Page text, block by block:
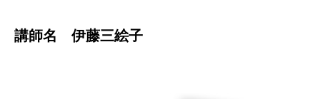
講師名 伊藤三絵子